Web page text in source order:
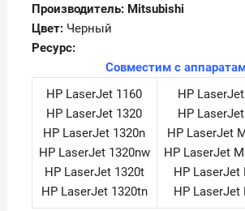
Производитель: Mitsubishi
Цвет: Черный
Ресурс:
Совместим с
HP LaserJet 1160
HP LaserJet 1320
HP LaserJet 1320n
HP LaserJet 1320nw
HP LaserJet 1320t
HP LaserJet 1320tn
HP
HP
HP LaserJet
HP LaserJet
HP LaserJet
HP LaserJet